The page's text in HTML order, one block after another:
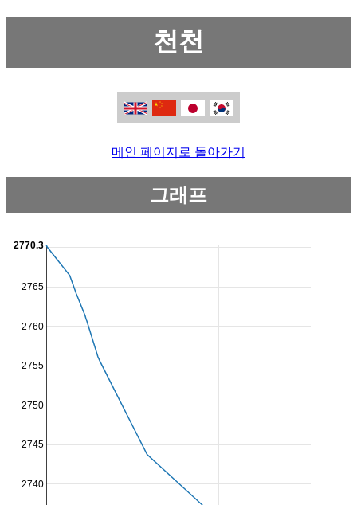
천천
메인 페이지로 돌아가기
그래프
2740
2745
2750
2755
2760
2765
2770.3